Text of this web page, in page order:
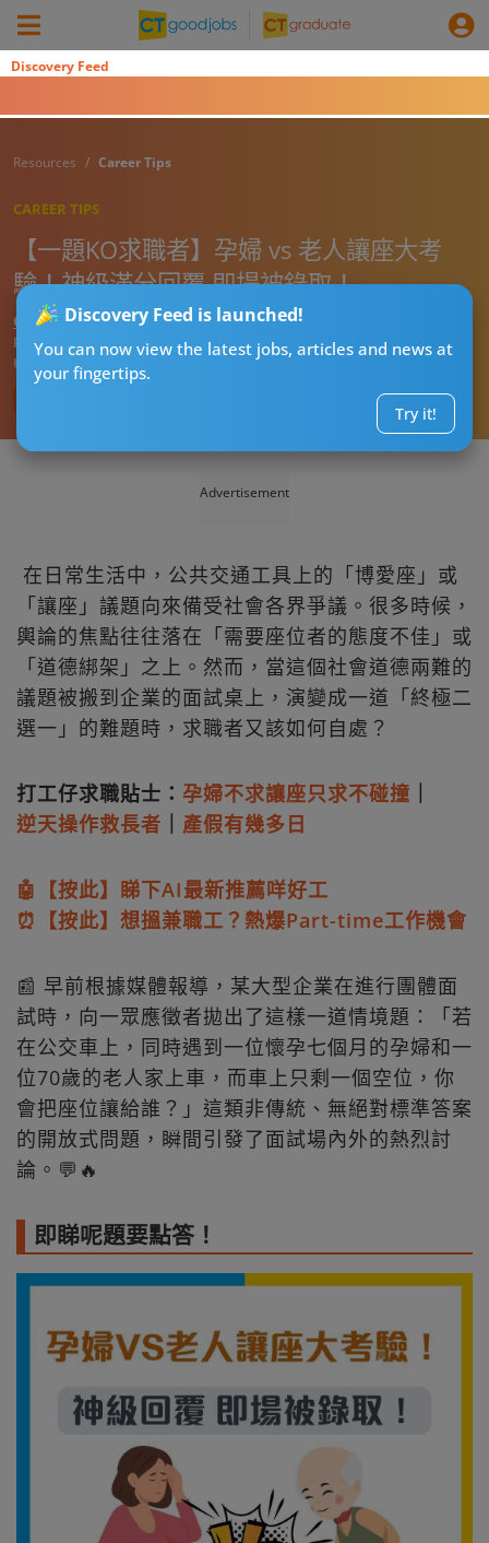
Discovery Feed
Discovery Feed is launched!
You can now view the latest jobs, articles and news at
your fingertips.
Try it!
Resources Career Tips
CAREER TIPS
【一題KO求職者】孕婦 vs 老人讓座大考
驗！神級滿分回覆 即場被錄取！
CT求職戰略師
Published:
2026-06-20 15:15
Updated:
2026-06-20 15:15
Advertisement
在日常生活中，公共交通工具上的「博愛座」或
「讓座」議題向來備受社會各界爭議。很多時候，
輿論的焦點往往落在「需要座位者的態度不佳」或
「道德綁架」之上。然而，當這個社會道德兩難的
議題被搬到企業的面試桌上，演變成一道「終極二
選一」的難題時，求職者又該如何自處？
打工仔求職貼士： 孕婦不求讓座只求不碰撞
逆天操作救長者
產假有幾多日
🤖【按此】睇下AI最新推薦咩好工
⏰【按此】想搵兼職工？熱爆Part-time工作機會
📰 早前根據媒體報導，某大型企業在進行團體面
試時，向一眾應徵者拋出了這樣一道情境題：「若
在公交車上，同時遇到一位懷孕七個月的孕婦和一
位70歲的老人家上車，而車上只剩一個空位，你
會把座位讓給誰？」這類非傳統、無絕對標準答案
的開放式問題，瞬間引發了面試場內外的熱烈討
論。💬🔥
即睇呢題要點答！